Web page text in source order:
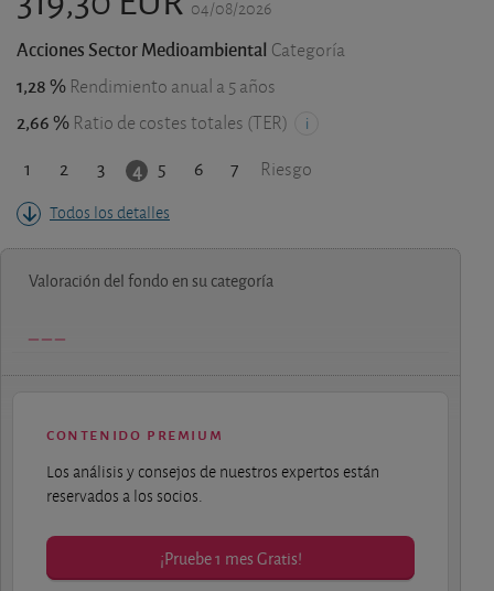
04/08/2026
Acciones Sector Medioambiental Categoría
1,28 % Rendimiento anual a 5 años
2,66 % Ratio de costes totales (TER)
1 2 3 4 5 6 7 Riesgo
Todos los detalles
Valoración del fondo en su categoría
contenido premium
Los análisis y consejos de nuestros expertos están
reservados a los socios.
¡Pruebe 1 mes Gratis!